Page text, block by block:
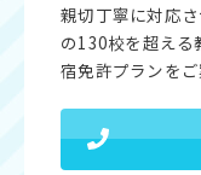
親切丁寧に対応
の130校を超える
宿免許プランをご